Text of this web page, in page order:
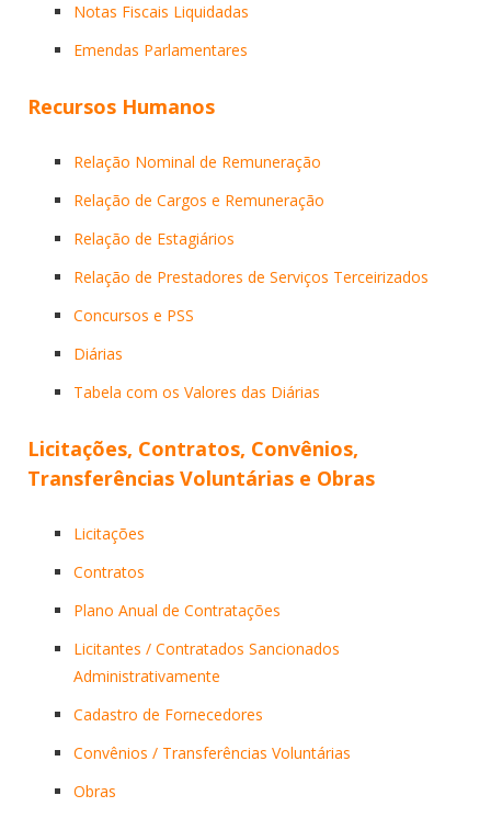
Notas Fiscais Liquidadas
Emendas Parlamentares
Recursos Humanos
Relação Nominal de Remuneração
Relação de Cargos e Remuneração
Relação de Estagiários
Relação de Prestadores de Serviços Terceirizados
Concursos e PSS
Diárias
Tabela com os Valores das Diárias
Licitações, Contratos, Convênios,
Transferências Voluntárias e Obras
Licitações
Contratos
Plano Anual de Contratações
Licitantes / Contratados Sancionados
Administrativamente
Cadastro de Fornecedores
Convênios / Transferências Voluntárias
Obras